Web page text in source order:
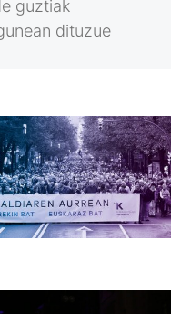
guztiak
dituzue